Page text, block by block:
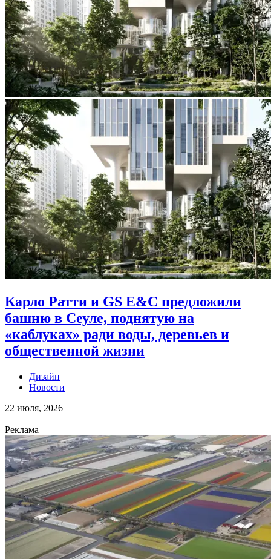
Карло Ратти и GS E&C предложили
башню в Сеуле, поднятую на
«каблуках» ради воды, деревьев и
общественной жизни
Дизайн
Новости
22 июля, 2026
Реклама